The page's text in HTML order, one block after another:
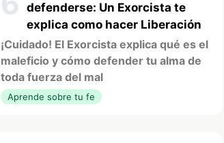
defenderse: Un Exorcista te
explica como hacer Liberación
¡Cuidado! El Exorcista explica qué es el
maleficio y cómo defender tu alma de
toda fuerza del mal
Aprende sobre tu fe